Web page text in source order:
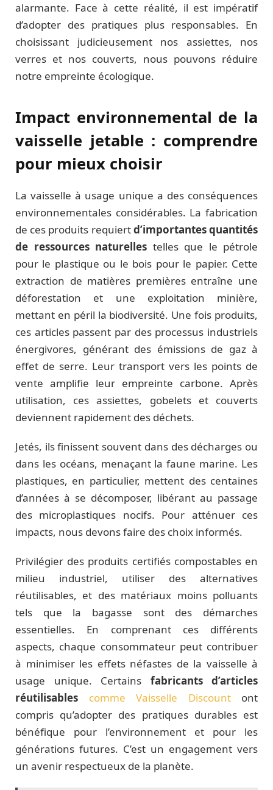
alarmante. Face à cette réalité, il est impératif
d’adopter des pratiques plus responsables. En
choisissant judicieusement nos assiettes, nos
verres et nos couverts, nous pouvons réduire
notre empreinte écologique.
Impact environnemental de la
vaisselle jetable : comprendre
pour mieux choisir
La vaisselle à usage unique a des conséquences
environnementales considérables. La fabrication
de ces produits requiertd’importantes quantités
de ressources naturelles telles que le pétrole
pour le plastique ou le bois pour le papier. Cette
extraction de matières premières entraîne une
déforestation et une exploitation minière,
mettant en péril la biodiversité. Une fois produits,
ces articles passent par des processus industriels
énergivores, générant des émissions de gaz à
effet de serre. Leur transport vers les points de
vente amplifie leur empreinte carbone. Après
utilisation, ces assiettes, gobelets et couverts
deviennent rapidement des déchets.
Jetés, ils finissent souvent dans des décharges ou
dans les océans, menaçant la faune marine. Les
plastiques, en particulier, mettent des centaines
d’années à se décomposer, libérant au passage
des microplastiques nocifs. Pour atténuer ces
impacts, nous devons faire des choix informés.
Privilégier des produits certifiés compostables en
milieu industriel, utiliser des alternatives
réutilisables, et des matériaux moins polluants
tels que la bagasse sont des démarches
essentielles. En comprenant ces différents
aspects, chaque consommateur peut contribuer
à minimiser les effets néfastes de la vaisselle à
usage unique. Certains fabricants d’articles
réutilisables
comme Vaisselle Discountont
compris qu’adopter des pratiques durables est
bénéfique pour l’environnement et pour les
générations futures. C’est un engagement vers
un avenir respectueux de la planète.